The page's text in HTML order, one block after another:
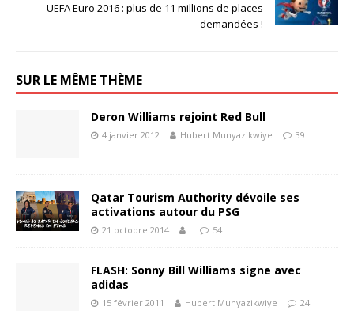
UEFA Euro 2016 : plus de 11 millions de places
demandées !
SUR LE MÊME THÈME
Deron Williams rejoint Red Bull
4 janvier 2012 Hubert Munyazikwiye 39
Qatar Tourism Authority dévoile ses
activations autour du PSG
21 octobre 2014 54
FLASH: Sonny Bill Williams signe avec
adidas
15 février 2011 Hubert Munyazikwiye 24